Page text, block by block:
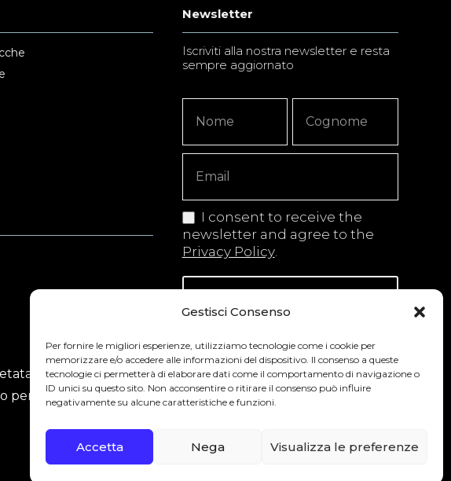
Gestisci Consenso
Per fornire le migliori esperienze, utilizziamo tecnologie come i cookie per
memorizzare e/o accedere alle informazioni del dispositivo. Il consenso a queste
tecnologie ci permetterà di elaborare dati come il comportamento di navigazione o
ID unici su questo sito. Non acconsentire o ritirare il consenso può influire
negativamente su alcune caratteristiche e funzioni.
Accetta Nega Visualizza le preferenze
Newsletter
Iscriviti alla nostra newsletter e resta
sempre aggiornato
Signup
Copy
I consent to receive the
newsletter and agree to the
Privacy Policy.
ai minori secondo la normativa vigente nel Paese
per la salute.